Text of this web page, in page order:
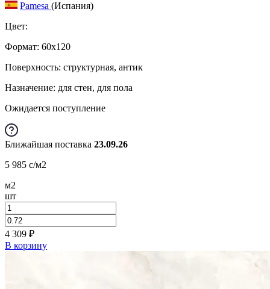
Pamesa (Испания)
Цвет:
Формат: 60x120
Поверхность: структурная, антик
Назначение: для стен, для пола
Ожидается поступление
Ближайшая поставка 23.09.26
5 985 c/м2
м2
шт
4 309 ₽
В корзину